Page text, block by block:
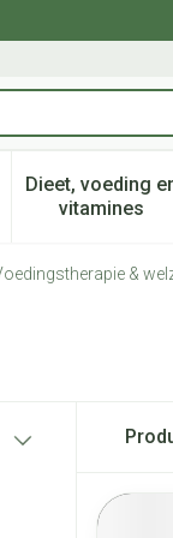
voor
Dieet, voeding
vitamines
Toon
&